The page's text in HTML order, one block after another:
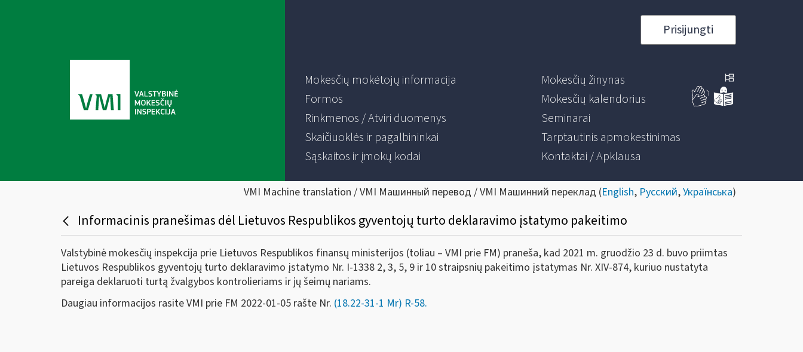
Prisijungti
Mokesčių mokėtojų informacija
Formos
Rinkmenos / Atviri duomenys
Skaičiuoklės ir pagalbininkai
Sąskaitos ir įmokų kodai
Mokesčių žinynas
Mokesčių kalendorius
Seminarai
Tarptautinis apmokestinimas
Kontaktai / Apklausa
VMI Machine translation / VMI Машинный перевод / VMI Машинний переклад (English, Русский,Українська)
Informacinis pranešimas dėl Lietuvos Respublikos gyventojų turto deklaravimo įstatymo pakeitimo
Valstybinė mokesčių inspekcija prie Lietuvos Respublikos finansų ministerijos (toliau – VMI prie FM) praneša, kad 2021 m. gruodžio 23 d. buvo priimtas
Lietuvos Respublikos gyventojų turto deklaravimo įstatymo Nr. I-1338 2, 3, 5, 9 ir 10 straipsnių pakeitimo įstatymas Nr. XIV-874, kuriuo nustatyta
pareiga deklaruoti turtą žvalgybos kontrolieriams ir jų šeimų nariams.
Daugiau informacijos rasite VMI prie FM 2022-01-05 rašte Nr. (18.22-31-1 Mr) R-58.